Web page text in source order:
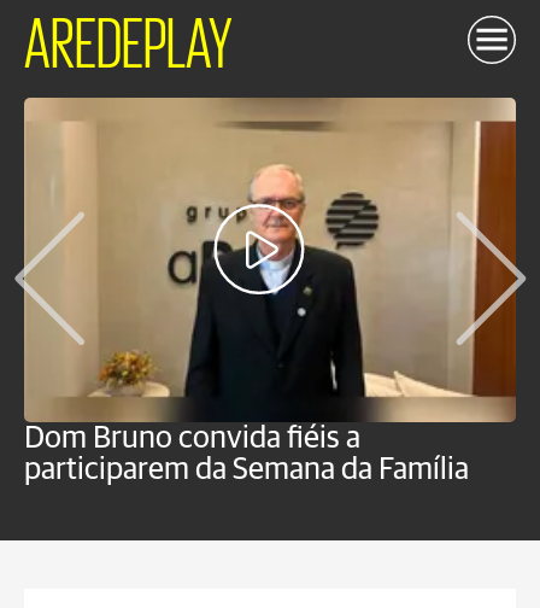
AREDEPLAY
Dom Bruno convida fiéis a
participarem da Semana da Família